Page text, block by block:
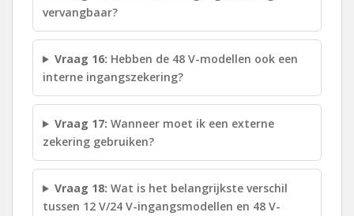
vervangbaar?
Vraag 16: Hebben de 48 V-modellen ook een
interne ingangszekering?
Vraag 17: Wanneer moet ik een externe
zekering gebruiken?
Vraag 18: Wat is het belangrijkste verschil
tussen 12 V/24 V-ingangsmodellen en 48 V-